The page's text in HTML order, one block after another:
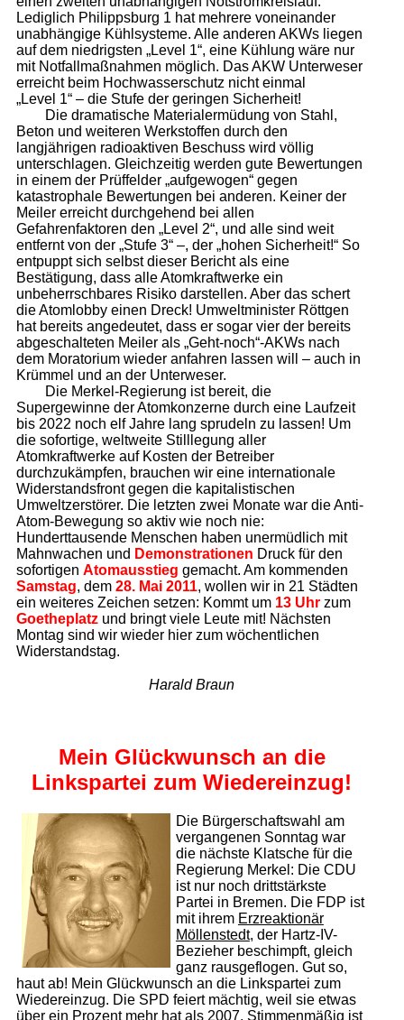
Lediglich Philippsburg 1 hat mehrere voneinander
unabhängige Kühlsysteme. Alle anderen AKWs liegen
auf dem niedrigsten „Level 1“, eine Kühlung wäre nur
mit Notfallmaßnahmen möglich. Das AKW Unterweser
erreicht beim Hochwasserschutz nicht einmal
„Level 1“ – die Stufe der geringen Sicherheit!
Die dramatische Materialermüdung von Stahl,
Beton und weiteren Werkstoffen durch den
langjährigen radioaktiven Beschuss wird völlig
unterschlagen. Gleichzeitig werden gute Bewertungen
in einem der Prüffelder „aufgewogen“ gegen
katastrophale Bewertungen bei anderen. Keiner der
Meiler erreicht durchgehend bei allen
Gefahrenfaktoren den „Level 2“, und alle sind weit
entfernt von der „Stufe 3“ –, der „hohen Sicherheit!“ So
entpuppt sich selbst dieser Bericht als eine
Bestätigung, dass alle Atomkraftwerke ein
unbeherrschbares Risiko darstellen. Aber das schert
die Atomlobby einen Dreck! Umweltminister Röttgen
hat bereits angedeutet, dass er sogar vier der bereits
abgeschalteten Meiler als „Geht-noch“-AKWs nach
dem Moratorium wieder anfahren lassen will – auch in
Krümmel und an der Unterweser.
Die Merkel-Regierung ist bereit, die
Supergewinne der Atomkonzerne durch eine Laufzeit
bis 2022 noch elf Jahre lang sprudeln zu lassen! Um
die sofortige, weltweite Stilllegung aller
Atomkraftwerke auf Kosten der Betreiber
durchzukämpfen, brauchen wir eine internationale
Widerstandsfront gegen die kapitalistischen
Umweltzerstörer. Die letzten zwei Monate war die Anti-
Atom-Bewegung so aktiv wie noch nie:
Hunderttausende Menschen haben unermüdlich mit
Mahnwachen und Demonstrationen Druck für den
sofortigen Atomausstieg gemacht. Am kommenden
Samstag, dem 28. Mai 2011, wollen wir in 21 Städten
ein weiteres Zeichen setzen: Kommt um 13 Uhrzum
Goetheplatzund bringt viele Leute mit! Nächsten
Montag sind wir wieder hier zum wöchentlichen
Widerstandstag.
Harald Braun
Mein Glückwunsch an die
Linkspartei zum Wiedereinzug!
Die Bürgerschaftswahl am
vergangenen Sonntag war
die nächste Klatsche für die
Regierung Merkel: Die CDU
ist nur noch drittstärkste
Partei in Bremen. Die FDP ist
mit ihrem Erzreaktionär
Möllenstedt, der Hartz-IV-
Bezieher beschimpft, gleich
ganz rausgeflogen. Gut so,
haut ab! Mein Glückwunsch an die Linkspartei zum
Wiedereinzug. Die SPD feiert mächtig, weil sie etwas
über ein Prozent mehr hat als 2007. Stimmenmäßig ist